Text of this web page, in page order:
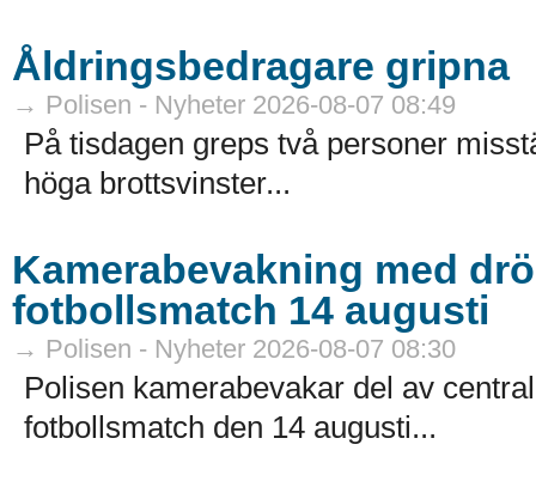
Åldringsbedragare gripna
→ Polisen - Nyheter 2026-08-07 08:49
På tisdagen greps två personer
höga brottsvinster...
Kamerabevakning med
fotbollsmatch 14 augusti
→ Polisen - Nyheter 2026-08-07 08:30
Polisen kamerabevakar del av
fotbollsmatch den 14 augusti...